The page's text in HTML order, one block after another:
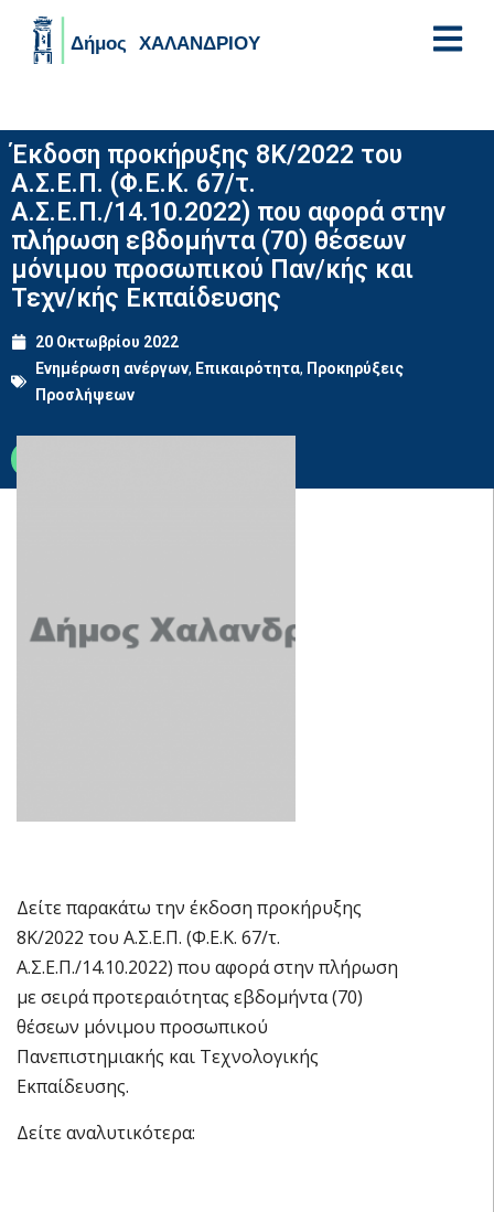
Έκδοση προκήρυξης 8Κ/2022 του
Α.Σ.Ε.Π. (Φ.Ε.Κ. 67/τ.
Α.Σ.Ε.Π./14.10.2022) που αφορά στην
πλήρωση εβδομήντα (70) θέσεων
μόνιμου προσωπικού Παν/κής και
Τεχν/κής Εκπαίδευσης
20 Οκτωβρίου 2022
Ενημέρωση ανέργων, Επικαιρότητα, Προκηρύξεις
Προσλήψεων
Δείτε παρακάτω την έκδοση προκήρυξης
8Κ/2022 του Α.Σ.Ε.Π. (Φ.Ε.Κ. 67/τ.
Α.Σ.Ε.Π./14.10.2022) που αφορά στην πλήρωση
με σειρά προτεραιότητας εβδομήντα (70)
θέσεων μόνιμου προσωπικού
Πανεπιστημιακής και Τεχνολογικής
Εκπαίδευσης.
Δείτε αναλυτικότερα: